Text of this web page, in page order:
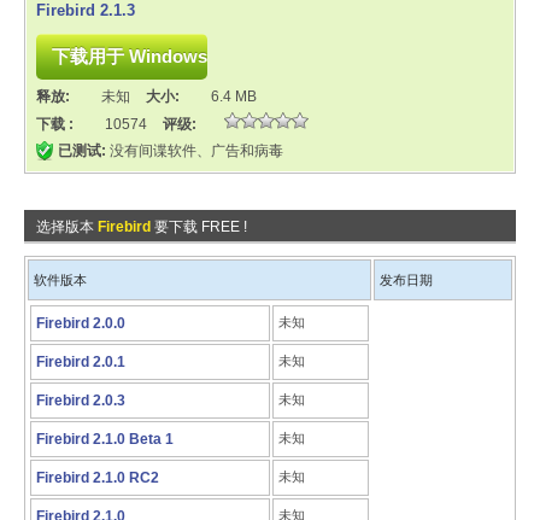
Firebird 2.1.3
释放: 未知 大小:
6.4 MB
下载 :
10574
评级:
已测试: 没有间谍软件、广告和病毒
选择版本 Firebird 要下载 FREE !
软件版本 发布日期
Firebird 2.0.0 未知
Firebird 2.0.1 未知
Firebird 2.0.3 未知
Firebird 2.1.0 Beta 1 未知
Firebird 2.1.0 RC2 未知
Firebird 2.1.0 未知